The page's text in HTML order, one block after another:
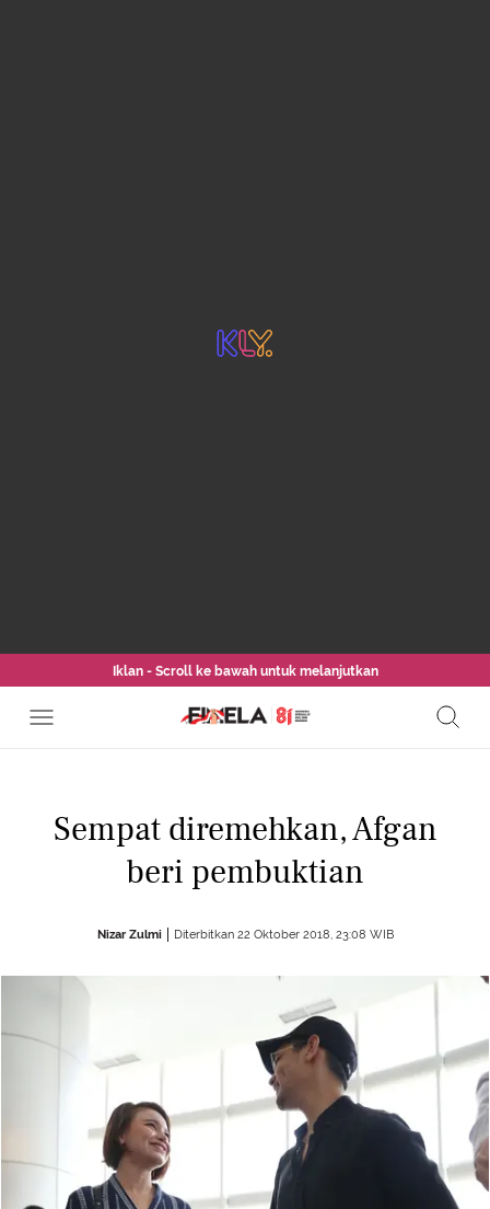
Iklan - Scroll ke bawah untuk melanjutkan
Sempat diremehkan, Afgan
beri pembuktian
Nizar Zulmi Diterbitkan 22 Oktober 2018, 23:08 WIB